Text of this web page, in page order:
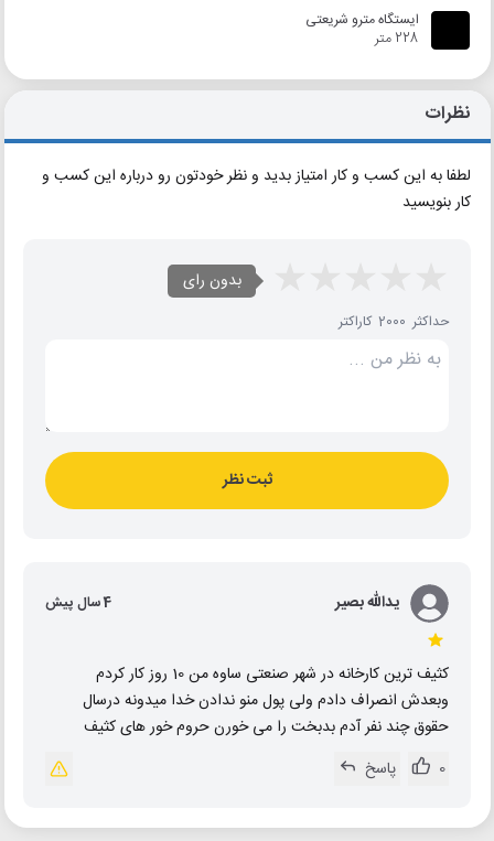
ایستگاه مترو شریعتی
228 متر
نظرات
لطفا به این کسب و کار امتیاز بدید و نظر خودتون رو درباره این کسب و
کار بنویسید
بدون رای
حداکثر 2000 کاراکتر
ثبت نظر
یدالله بصیر 4 سال پیش
کثیف ترین کارخانه در شهر صنعتی ساوه من 10 روز کار کردم
وبعدش انصراف دادم ولی پول منو ندادن خدا میدونه درسال
حقوق چند نفر آدم بدبخت را می خورن حروم خور های کثیف
0
پاسخ